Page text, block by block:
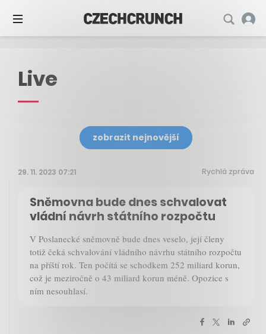
Live
zobrazit nejnovější
29. 11. 2023 07:21 Rychlá zpráva
Sněmovna bude dnes schvalovat
vládní návrh státního rozpočtu
V Poslanecké sněmovně bude dnes veselo, její členy
totiž čeká schvalování vládního návrhu státního rozpočtu
na příští rok. Ten počítá se schodkem 252 miliard korun,
což je meziročně o 43 miliard korun méně. Opozice s
ním nesouhlasí.